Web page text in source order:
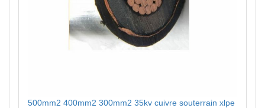
500mm2 400mm2 300mm2 35kv cuivre souterrain xlpe